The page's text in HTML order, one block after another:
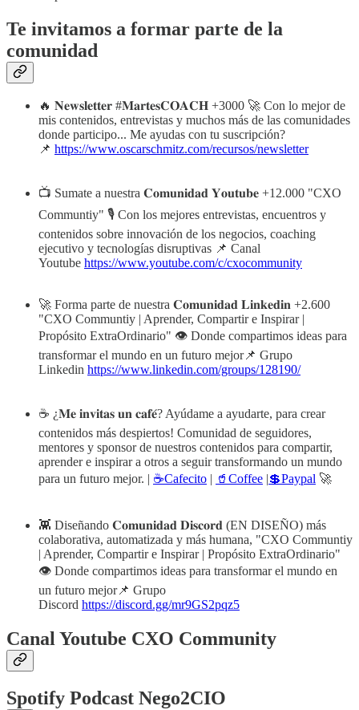
Te invitamos a formar parte de la
comunidad
🔥 𝐍𝐞𝐰𝐬𝐥𝐞𝐭𝐭𝐞𝐫 #𝐌𝐚𝐫𝐭𝐞𝐬𝐂𝐎𝐀𝐂𝐇 +3000 🚀 Con lo mejor de
mis contenidos, entrevistas y muchos más de las comunidades
donde participo... Me ayudas con tu suscripción?
📌 https://www.oscarschmitz.com/recursos/newsletter
📺 Sumate a nuestra 𝐂𝐨𝐦𝐮𝐧𝐢𝐝𝐚𝐝 𝐘𝐨𝐮𝐭𝐮𝐛𝐞 +12.000 "CXO
Communtiy" 🎙️ Con los mejores entrevistas, encuentros y
contenidos sobre innovación de los negocios, coaching
ejecutivo y tecnologías disruptivas 📌 Canal
Youtube https://www.youtube.com/c/cxocommunity
🚀 Forma parte de nuestra 𝐂𝐨𝐦𝐮𝐧𝐢𝐝𝐚𝐝 𝐋𝐢𝐧𝐤𝐞𝐝𝐢𝐧 +2.600
"CXO Communtiy | Aprender, Compartir e Inspirar |
Propósito ExtraOrdinario" 👁️ Donde compartimos ideas para
transformar el mundo en un futuro mejor📌 Grupo
Linkedin https://www.linkedin.com/groups/128190/
☕ ¿𝐌𝐞 𝐢𝐧𝐯𝐢𝐭𝐚𝐬 𝐮𝐧 𝐜𝐚𝐟𝐞́? Ayúdame a ayudarte, para crear
contenidos más despiertos! Comunidad de seguidores,
mentores y sponsor de nuestros contenidos para compartir,
aprender e inspirar a otros a seguir transformando un mundo
para un futuro mejor. | ☕Cafecito | 🥤Coffee |💲Paypal 🚀
👾 Diseñando 𝐂𝐨𝐦𝐮𝐧𝐢𝐝𝐚𝐝 𝐃𝐢𝐬𝐜𝐨𝐫𝐝 (EN DISEÑO) más
colaborativa, automatizada y más humana, "CXO Communtiy
| Aprender, Compartir e Inspirar | Propósito ExtraOrdinario"
👁️ Donde compartimos ideas para transformar el mundo en
un futuro mejor📌 Grupo
Discord https://discord.gg/mr9GS2pqz5
Canal Youtube CXO Community
Spotify Podcast Nego2CIO